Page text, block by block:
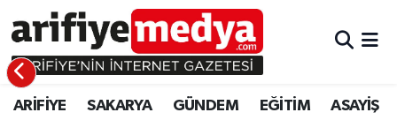
ARİFİYE SAKARYA GÜNDEM EĞİTİM ASAYİŞ
ARİFİYE
SAKARYA
ARİFİYE
GÜNDEM
Sakarya Hava Durumu
Sakarya Namaz Vakitleri